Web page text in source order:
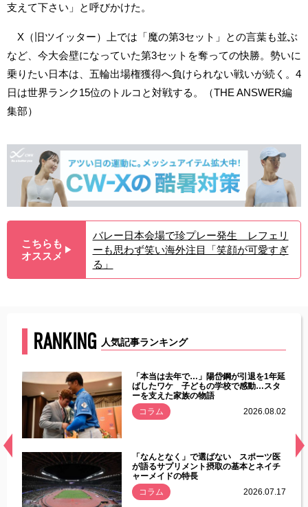
支えて下さい」と呼びかけた。
X（旧ツイッター）上では「魔の第3セット」との言葉も並ぶ
など、今大会壁になっていた第3セットを奪っての快勝。勢いに
乗りたい日本は、五輪出場権獲得へ負けられない戦いが続く。4
日は世界ランク15位のトルコと対戦する。（THE ANSWER編
集部）
こちらも
オススメ ▶︎
バレー日本会場で珍プレー発生 レフェリ
ーも思わず笑い海外注目「笑顔が可愛すぎ
る」
RANKING 人気記事ランキング
常
「本当は去年で…」陽岱鋼が引退を1年延
ばしたワケ 子どもの学校で感動…スタ
ーを支えた家族の物語
コラム
2026.08.02
「なんとなく」で選ばない スポーツ医
が語るサプリメント摂取の基本とネイチ
ャーメイドの特長
コラム
2026.07.17